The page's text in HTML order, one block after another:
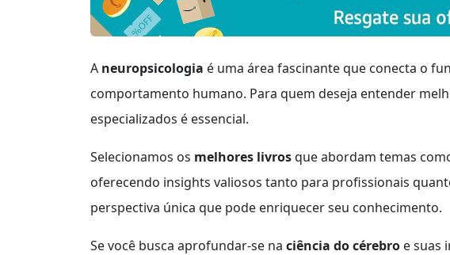
A neuropsicologia é uma área fascinante que conecta o
comportamento humano. Para quem deseja entender
especializados é essencial.
Selecionamos os melhores livrosque abordam temas
oferecendo insights valiosos tanto para profissionais
perspectiva única que pode enriquecer seu conhecimento.
Se você busca aprofundar-se na ciência do cérebro e suas